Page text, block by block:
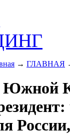
→ ГЛАВНАЯ